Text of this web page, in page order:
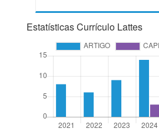
Estatísticas Currículo Lattes